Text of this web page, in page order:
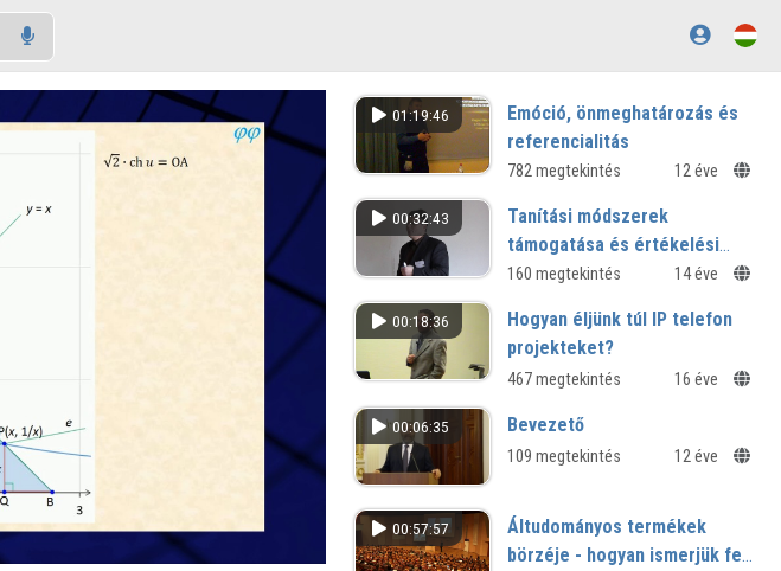
01:19:46
Emóció, önmeghatározás és
referencialitás
az akusztikus kommunikáció
között
782 megtekintés 12 éve
00:32:43
Tanítási módszerek
támogatása és értékelési
lehetőségek Moodle 2.2
160 megtekintés 14 éve
00:18:36
Hogyan éljünk túl IP telefon
projekteket?
467 megtekintés 16 éve
00:06:35 Bevezető
109 megtekintés 12 éve
00:57:57
Áltudományos termékek
börzéje - hogyan ismerjük fel,